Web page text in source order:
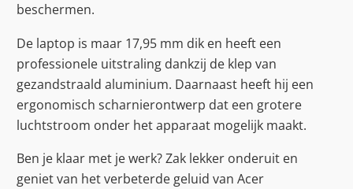
beschermen.
De laptop is maar 17,95 mm dik en heeft een
professionele uitstraling dankzij de klep van
gezandstraald aluminium. Daarnaast heeft hij een
ergonomisch scharnierontwerp dat een grotere
luchtstroom onder het apparaat mogelijk maakt.
Ben je klaar met je werk? Zak lekker onderuit en
geniet van het verbeterde geluid van Acer